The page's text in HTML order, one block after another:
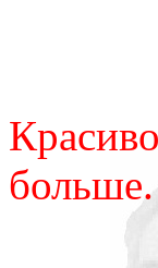
больше.